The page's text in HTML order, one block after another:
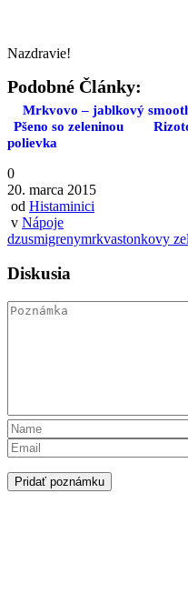
Nazdravie!
Podobné Články:
Mrkvovo – jablkový
Pšeno so zeleninou
polievka
0
20. marca 2015
od Histaminici
v Nápoje
dzusmigrenymrkvastonkovy
Diskusia